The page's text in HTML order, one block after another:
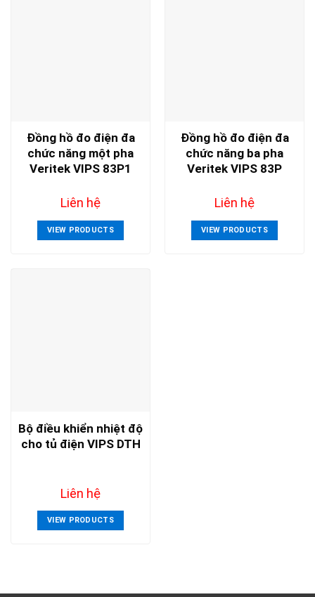
Đồng hồ đo điện đa
chức năng một pha
Veritek VIPS 83P1
Liên hệ
VIEW PRODUCTS
Đồng hồ đo điện đa
chức năng ba pha
Veritek VIPS 83P
Liên hệ
VIEW PRODUCTS
Bộ điều khiển nhiệt độ
cho tủ điện VIPS DTH
Liên hệ
VIEW PRODUCTS